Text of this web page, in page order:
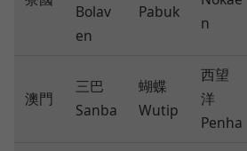
Bolav
en
Pabuk
n
澳門
三巴
Sanba
蝴蝶
Wutip
西望
洋
Penha